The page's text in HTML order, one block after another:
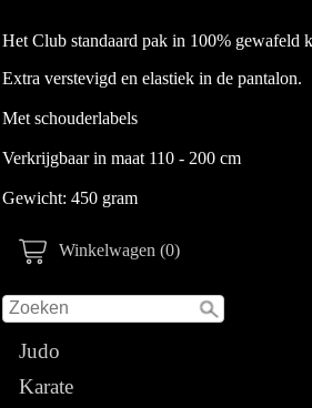
Winkelwagen (0)
Judo
Karate
Het Club standaard pak in 100% gewafeld
Extra verstevigd en elastiek in de pantalon.
Met schouderlabels
Verkrijgbaar in maat 110 - 200 cm
Gewicht: 450 gram